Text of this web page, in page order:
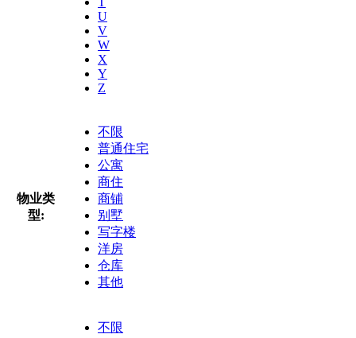
U
V
W
X
Y
Z
物业类
型:
不限
普通住宅
公寓
商住
商铺
别墅
写字楼
洋房
仓库
其他
不限